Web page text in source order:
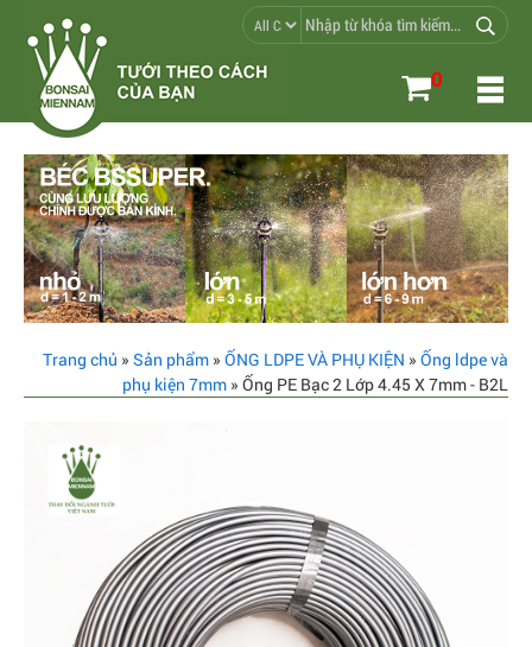
0
Trang chủ » Sản phẩm » ỐNG LDPE VÀ PHỤ KIỆN » Ống ldpe và
phụ kiện 7mm » Ống PE Bạc 2 Lớp 4.45 X 7mm - B2L